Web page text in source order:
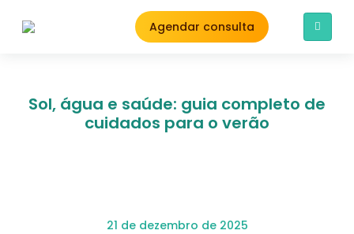
Agendar consulta
Sol, água e saúde: guia completo de
cuidados para o verão
21 de dezembro de 2025